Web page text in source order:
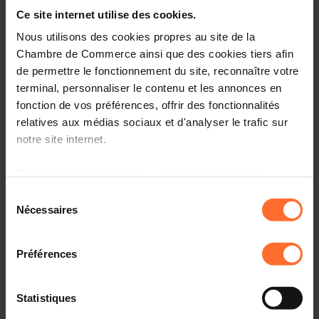
Ce site internet utilise des cookies.
Nous utilisons des cookies propres au site de la
Chambre de Commerce ainsi que des cookies tiers afin
de permettre le fonctionnement du site, reconnaître votre
terminal, personnaliser le contenu et les annonces en
fonction de vos préférences, offrir des fonctionnalités
relatives aux médias sociaux et d'analyser le trafic sur
notre site internet.
à l’exception des cookies strictement nécessaires au
fonctionnement du site. Une description des différents
cookies est accessible sous l’onglet « Détails » ci-
dessus.
Il est précisé que la navigation sur le site et certaines
fonctionnalités (ex : lecture de vidéos, partage sur les
Nécessaires
Préférences
Statistiques
entrepreneurs.
Comment? Participez à une prochaine session
vous informera sur l’écosystème, le cadre réglementaire
et les démarches à suivre.
Programme
entrepreneurs au Luxembourg